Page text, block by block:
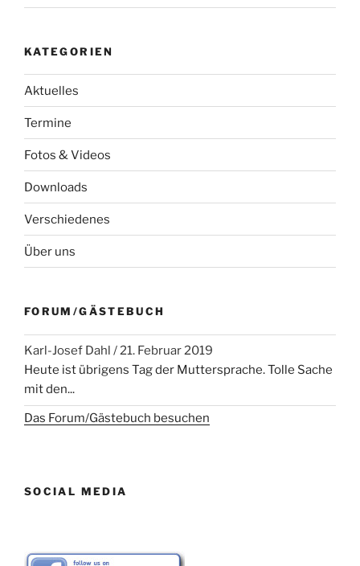
KATEGORIEN
Aktuelles
Termine
Fotos & Videos
Downloads
Verschiedenes
Über uns
FORUM/GÄSTEBUCH
Karl-Josef Dahl /21. Februar 2019
Heute ist übrigens Tag der Muttersprache. Tolle Sache
mit den...
Das Forum/Gästebuch besuchen
SOCIAL MEDIA